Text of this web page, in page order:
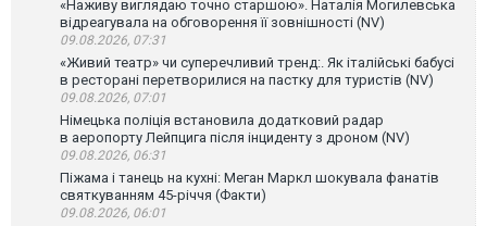
«Наживу виглядаю точно старшою». Наталія Могилевська
відреагувала на обговорення її зовнішності (NV)
09.08.2026, 07:31
«Живий театр» чи суперечливий тренд:. Як італійські бабусі
в ресторані перетворилися на пастку для туристів (NV)
09.08.2026, 07:01
Німецька поліція встановила додатковий радар
в аеропорту Лейпцига після інциденту з дроном (NV)
09.08.2026, 06:31
Піжама і танець на кухні: Меган Маркл шокувала фанатів
святкуванням 45-річчя (Факти)
09.08.2026, 06:01